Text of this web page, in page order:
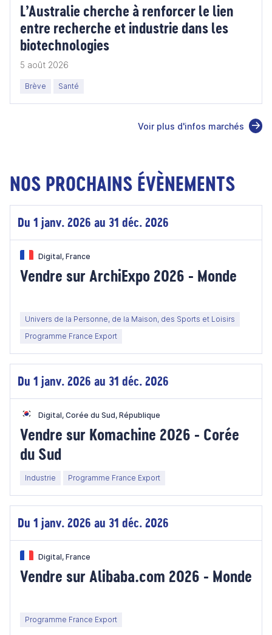
L’Australie cherche à renforcer le lien
entre recherche et industrie dans les
biotechnologies
5 août 2026
Brève Santé
Voir plus d'infos marchés
NOS PROCHAINS ÉVÈNEMENTS
Du 1 janv. 2026 au 31 déc. 2026
Digital, France
Vendre sur ArchiExpo 2026 - Monde
Univers de la Personne, de la Maison, des Sports et Loisirs
Programme France Export
Du 1 janv. 2026 au 31 déc. 2026
Digital, Corée du Sud, République
Vendre sur Komachine 2026 - Corée
du Sud
Industrie Programme France Export
Du 1 janv. 2026 au 31 déc. 2026
Digital, France
Vendre sur Alibaba.com 2026 - Monde
Programme France Export